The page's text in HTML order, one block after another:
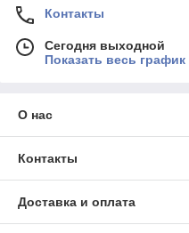
Контакты
Сегодня выходной
Показать весь
О нас
Контакты
Доставка и оплата